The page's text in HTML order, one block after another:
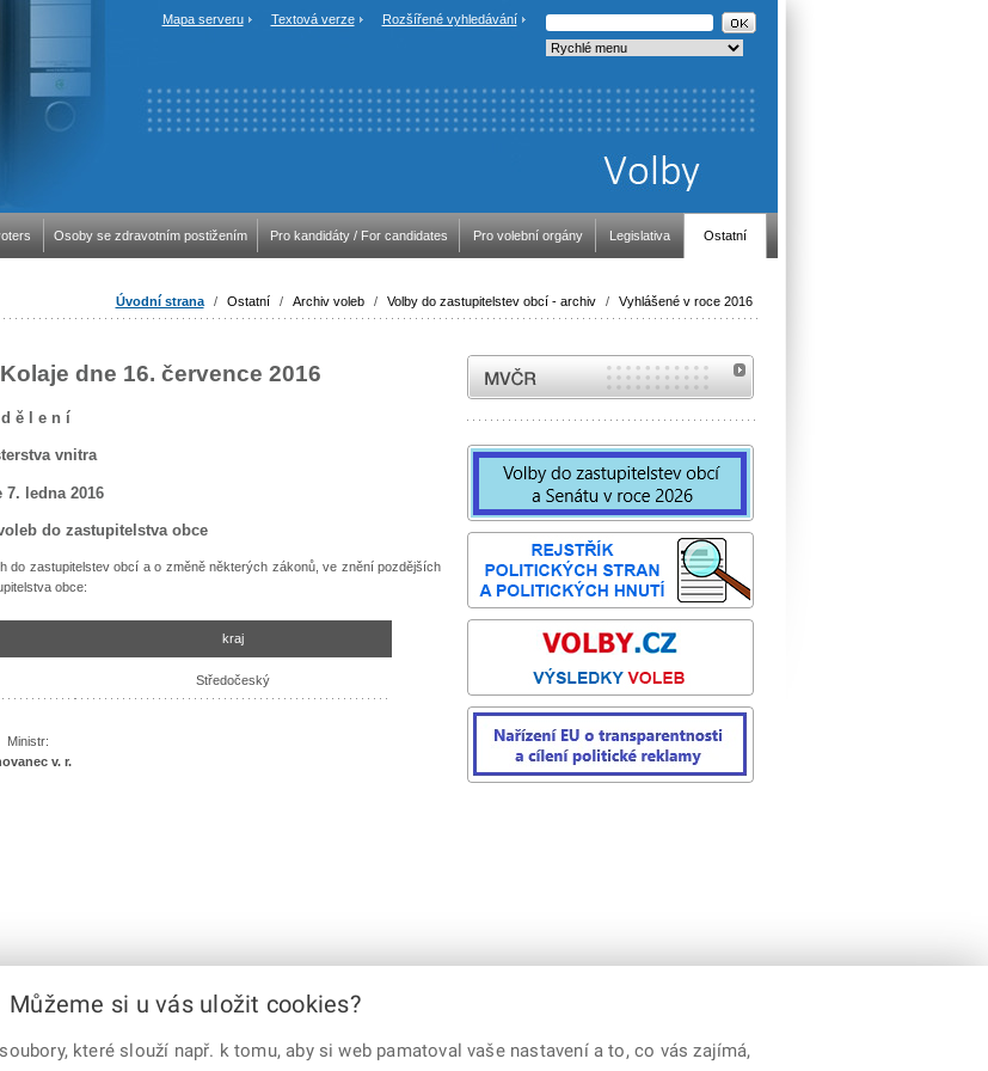
Mapa serveru Textová verze Rozšířené vyhledávání
Osoby se zdravotním postižením Pro kandidáty / For candidates Pro volební orgány Legislativa Ostatní
Úvodní strana / Ostatní / Archiv voleb / Volby do zastupitelstev obcí - archiv / Vyhlášené v roce 2016
dne 16. července 2016
ě l e n í
vnitra
7. ledna 2016
do zastupitelstva obce
do zastupitelstev obcí a o změně některých zákonů, ve znění pozdějších
obce:
kraj
Středočeský
Ministr:
v. r.
MVČR
Můžeme si u vás uložit cookies?
které slouží např. k tomu, aby si web pamatoval vaše nastavení a to, co vás zajímá,